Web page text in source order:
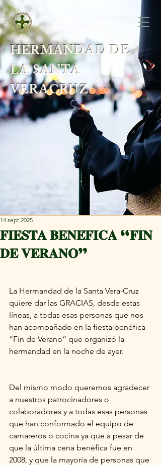
HERMANDAD DE
LA SANTA
VERACRUZ
𝐅𝐈𝐄𝐒𝐓𝐀 𝐁𝐄𝐍𝐄́𝐅𝐈𝐂𝐀 “𝐅𝐈𝐍
𝐃𝐄 𝐕𝐄𝐑𝐀𝐍𝐎”
14 sept 2025
La Hermandad de la Santa Vera-Cruz
quiere dar las GRACIAS, desde estas
líneas, a todas esas personas que nos
han acompañado en la fiesta benéfica
“Fin de Verano” que organizó la
hermandad en la noche de ayer.
Del mismo modo queremos agradecer
a nuestros patrocinadores o
colaboradores y a todas esas personas
que han conformado el equipo de
camareros o cocina ya que a pesar de
que la última cena benéfica fue en
2008, y que la mayoría de personas que